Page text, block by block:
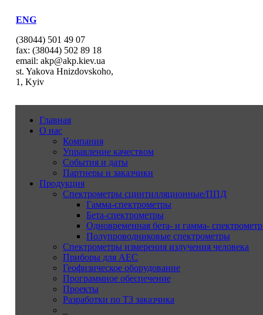
ENG
(38044) 501 49 07
fax: (38044) 502 89 18
email: akp@akp.kiev.ua
st. Yakova Hnizdovskoho,
1, Kyiv
Главная
О нас
Компания
Управление качеством
События и даты
Партнеры и заказчики
Продукция
Спектрометры сцинтилляционные/ППД
Гамма-спектрометры
Бета-спектрометры
Одновременная бета- и гамма-
Полупроводниковые спектрометры
Спектрометры измерения излучения человека
Приборы для АЕС
Геофизическое оборудование
Программное обеспечение
Проекты
Разработки по ТЗ заказчика